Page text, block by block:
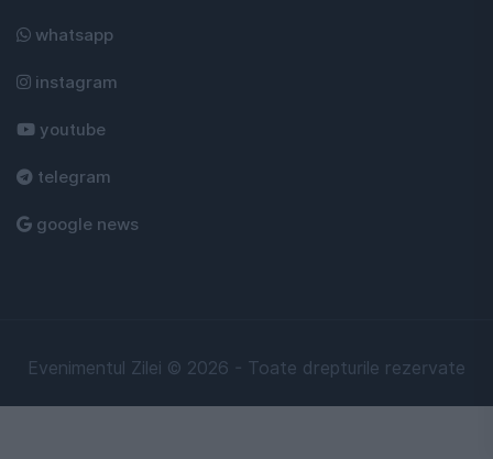
whatsapp
instagram
youtube
telegram
google news
Evenimentul Zilei © 2026 - Toate drepturile rezervate